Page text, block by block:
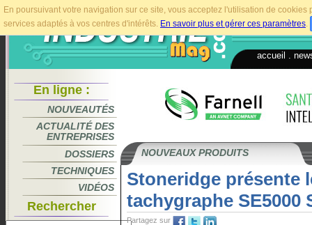
En poursuivant votre navigation sur ce site, vous acceptez l'utilisation de
services adaptés à vos centres d'intérêts. En savoir plus et gérer ces paramètres.
accueil
En ligne :
NOUVEAUTÉS
ACTUALITÉ DES
ENTREPRISES
DOSSIERS
TECHNIQUES
VIDÉOS
Rechercher
NOUVEAUX PRODUITS
Stoneridge présente
tachygraphe SE5000
Partagez sur